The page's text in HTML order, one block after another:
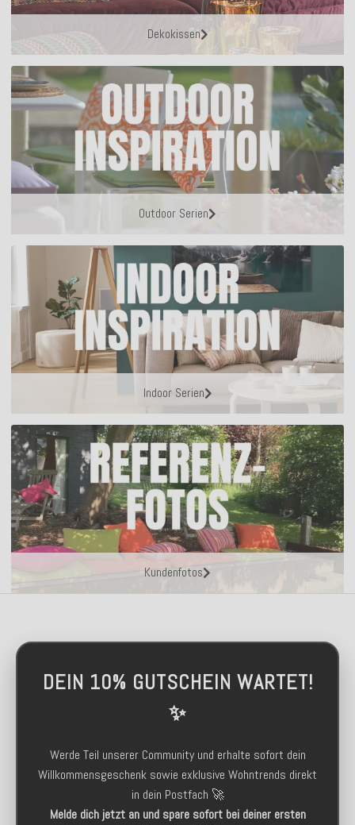
Dekokissen
Outdoor Serien
Indoor Serien
Kundenfotos
DEIN 10% GUTSCHEIN WARTET!
✨
Werde Teil unserer Community und erhalte sofort dein
Willkommensgeschenk sowie exklusive Wohntrends direkt
in dein Postfach 🚀
Melde dich jetzt an und spare sofort bei deiner ersten